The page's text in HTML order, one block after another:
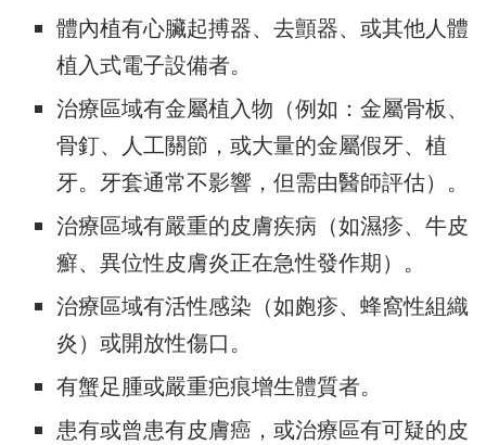
體內植有心臟起搏器、去顫器、或其他人體
植入式電子設備者。
治療區域有金屬植入物（例如：金屬骨板、
骨釘、人工關節，或大量的金屬假牙、植
牙。牙套通常不影響，但需由醫師評估）。
治療區域有嚴重的皮膚疾病（如濕疹、牛皮
癬、異位性皮膚炎正在急性發作期）。
治療區域有活性感染（如皰疹、蜂窩性組織
炎）或開放性傷口。
有蟹足腫或嚴重疤痕增生體質者。
患有或曾患有皮膚癌，或治療區有可疑的皮